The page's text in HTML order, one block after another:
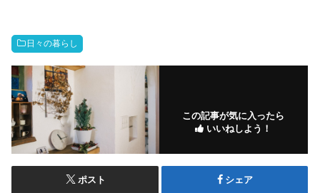
日々の暮らし
この記事が気に入ったら
いいねしよう！
ポスト シェア